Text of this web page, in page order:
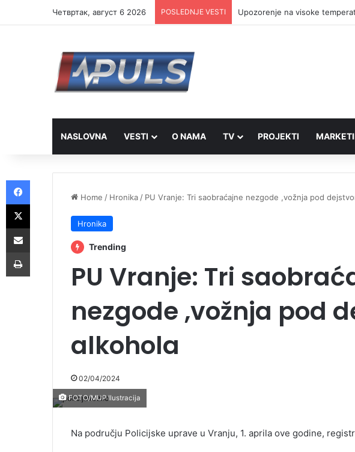
Четвртак, август 6 2026 POSLEDNJE VESTI SRCE Vranje traži ostavku
NASLOVNA VESTI O NAMA TV PROJEKTI
Home / Hronika / PU Vranje: Tri saobraćajne nezgode ,vožnja pod
Hronika
Trending
PU Vranje: Tri
nezgode ,vožnja pod
alkohola
02/04/2024
FOTO/MUP Ilustracija
Na području Policijske uprave u Vranju, 1. aprila ove godine,
Facebook
X
Share via Email